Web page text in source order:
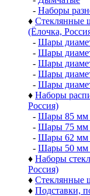
- Наборы
♦ Стеклянные
(Ёлочка,
- Шары
- Шары
- Шары
- Шары
- Шары
♦ Наборы
Россия)
- Шары 85 мм
- Шары 75 мм
- Шары 62 мм
- Шары 50 мм
♦ Наборы
Россия)
♦ Стеклянные
♦ Подставки,